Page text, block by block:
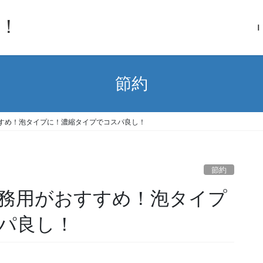
節約
！泡タイプに！濃縮タイプでコスパ良し！
節約
用がおすすめ！泡タイプ
良し！